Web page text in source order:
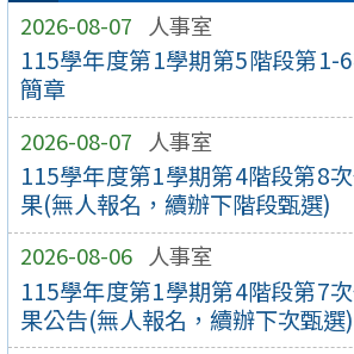
2026-08-07 人事室
115學年度第1學期第5階段第1-
簡章
2026-08-07 人事室
115學年度第1學期第4階段第8
果(無人報名，續辦下階段甄選)
2026-08-06 人事室
115學年度第1學期第4階段第7
果公告(無人報名，續辦下次甄選)